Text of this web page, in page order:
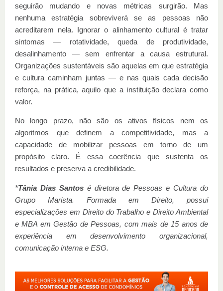
seguirão mudando e novas métricas surgirão. Mas
nenhuma estratégia sobreviverá se as pessoas não
acreditarem nela. Ignorar o alinhamento cultural é tratar
sintomas — rotatividade, queda de produtividade,
desalinhamento — sem enfrentar a causa estrutural.
Organizações sustentáveis são aquelas em que estratégia
e cultura caminham juntas — e nas quais cada decisão
reforça, na prática, aquilo que a instituição declara como
valor.
No longo prazo, não são os ativos físicos nem os
algoritmos que definem a competitividade, mas a
capacidade de mobilizar pessoas em torno de um
propósito claro. É essa coerência que sustenta os
resultados e preserva a credibilidade.
*Tânia Dias Santosé diretora de Pessoas e Cultura do
Grupo Marista. Formada em Direito, possui
especializações em Direito do Trabalho e Direito Ambiental
e MBA em Gestão de Pessoas, com mais de 15 anos de
experiência em desenvolvimento organizacional,
comunicação interna e ESG.